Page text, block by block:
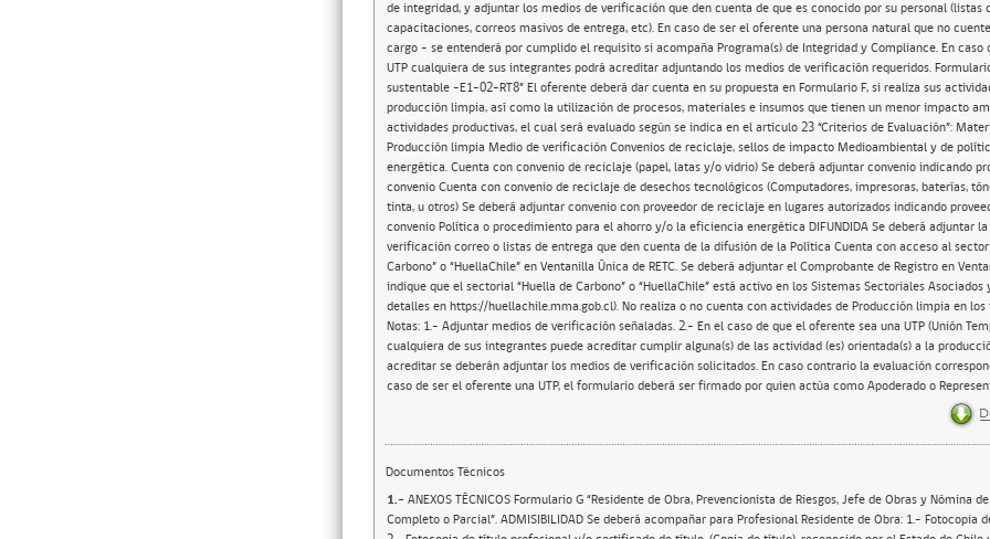
de integridad, y adjuntar los medios de verificación que den cuenta de que es conocido por su personal (listas
capacitaciones, correos masivos de entrega, etc). En caso de ser el oferente una persona natural que no
cargo – se entenderá por cumplido el requisito si acompaña Programa(s) de Integridad y Compliance. En caso
UTP cualquiera de sus integrantes podrá acreditar adjuntando los medios de verificación requeridos.
sustentable –E1-02-RT8” El oferente deberá dar cuenta en su propuesta en Formulario F, si realiza sus
producción limpia, así como la utilización de procesos, materiales e insumos que tienen un menor impacto
actividades productivas, el cual será evaluado según se indica en el artículo 23 “Criterios de Evaluación”:
Producción limpia Medio de verificación Convenios de reciclaje, sellos de impacto Medioambiental y de
energética. Cuenta con convenio de reciclaje (papel, latas y/o vidrio) Se deberá adjuntar convenio indicando
convenio Cuenta con convenio de reciclaje de desechos tecnológicos (Computadores, impresoras, baterías,
tinta, u otros) Se deberá adjuntar convenio con proveedor de reciclaje en lugares autorizados indicando
convenio Política o procedimiento para el ahorro y/o la eficiencia energética DIFUNDIDA Se deberá adjuntar
verificación correo o listas de entrega que den cuenta de la difusión de la Política Cuenta con acceso al
Carbono” o “HuellaChile” en Ventanilla Única de RETC. Se deberá adjuntar el Comprobante de Registro en
indique que el sectorial “Huella de Carbono” o “HuellaChile” está activo en los Sistemas Sectoriales Asociados
detalles en https://huellachile.mma.gob.cl). No realiza o no cuenta con actividades de Producción limpia en
Notas: 1.- Adjuntar medios de verificación señaladas. 2.- En el caso de que el oferente sea una UTP (Unión
cualquiera de sus integrantes puede acreditar cumplir alguna(s) de las actividad (es) orientada(s) a la
acreditar se deberán adjuntar los medios de verificación solicitados. En caso contrario la evaluación
caso de ser el oferente una UTP, el formulario deberá ser firmado por quien actúa como Apoderado o
Documentos Técnicos
1.- ANEXOS TÉCNICOS Formulario G “Residente de Obra, Prevencionista de Riesgos, Jefe de Obras y Nómina de Personal a Tiempo Completo o Parcial”. ADMISIBILIDAD Se deberá acompañar para Profesional Residente de Obra: 1.- Fotocopia de cédula de identidad 2.- Fotocopia de título profesional y/o certificado de título. (Copia de título), reconocido por el Estado de Chile y en caso de haberse éste otorgado en el extranjero, validado conforme a las normas chilenas. Este Profesional deberá ser: Arquitecto, Ingeniero Civil (en obra civil o estructural), Ingeniero Constructor o Constructor Civil. 3.- Deberá realizar Jornada laboral completa para garantizar sus funciones 4.- Deberá mantener permanencia en la Región de Aysén durante el periodo que dure la Ejecución de la Obra. Se deberá acompañar para Profesional Prevencionista de Riesgos: 1.- Fotocopia de cédula de identidad 2.- Fotocopia de título profesional o Técnico y/o certificado de título. (Copia de título) reconocido por el Estado de Chile y en caso de haberse éste otorgado en el extranjero, validado conforme a las normas chilenas. Este Profesional deberá ser: Prevencionista de Riesgos y/o técnico en prevención de riesgos. 3.- Deberá realizar Jornada laboral completa para garantizar sus funciones 4.- Deberá mantener permanencia en la Región de Aysén durante el periodo que dure la Ejecución de la Obra. Se deberá acompañar para Jefe de Obra : 1.- Fotocopia de cédula de identidad 2.- Fotocopia de título profesional o Técnico y/o certificado de título. (Copia de título) del área de construcción. reconocido por el Estado de Chile y en caso de haberse éste otorgado en el extranjero, validado conforme a las normas chilenas 3.- Deberá realizar Jornada laboral completa para garantizar sus funciones. Se deberá indicar además nómina de trabajadores con indicación del cargo a ejecutar, carácter de permanente o transitorio, local o foráneo, como se indica en Formulario G y se define en el artículo 30 de estas bases administrativas. Obligación que al menos el 10% de la mano de obra sea de carácter local, región de Aysén. Los títulos profesionales y técnicos deberán incorporar forma para la verificación. Un mismo profesional no puede realizar dos labores profesionales deberán ser distintas personas, completar 3 profesionales o técnico en formulario G. La comisión verificará si fuera el caso los títulos que contengan código QR. En caso de ser el oferente una Unión Temporal de Proveedores, el anexo deberá ser firmado por quién actúa como Apoderado o Representante de ella. Formulario H: “Declaración de Subcontratos”. Si se considerara la subcontratación, al momento de contratar, deberá presentar documentación del cumplimiento del Reglamento de Compras Públicas, en especial los Artículos 128°, 154° y 155°. El contratista podrá consultar la subcontratación parcial de las obras, sin perjuicio de que la responsabilidad de dicho subcontrato seguirá siendo del contratista adjudicado, debiendo presentar en etapa de ejecución del contrato el certificado de acreditación Técnico, profesional o pertenencia a alguno de los registros RENAC MINVU, REGISTRO M.O.P o S.E.C. si corresponde. En caso de ser el oferente una Unión Temporal de Proveedores, el anexo deberá ser firmado por quién actúa como Apoderado o Representante de ella. Formulario I (A): “Declaración Experiencia en Obras Similares”. Declaración donde conste la nómina de obras de similar naturaleza ejecutadas en el periodo a certificar, el cual será de los últimos 5 años contados desde la fecha de cierre de recepción de ofertas de la presente Licitación. Se debe señalar la experiencia del oferente por servicios de similar naturaleza, es decir: La evaluación considerará sólo hasta un máximo de 5 trabajos de similar naturaleza, distintas obras. - Obras de construcción de obras civiles de al menos 200 m2 en infraestructura pública o privada cerrada - Obras de reposición de obras civiles de al menos 200 m2 en infraestructura pública o privada cerrada. - Obras de conservación de infraestructura pública o privada de al menos 300 m2, cerrada. - Obras de mejoramiento de infraestructura pública o privada de al menos 300 m2, cerrada. - Obras de habilitación de infraestructura pública o privada cerrada de al menos 300 m2. Solo se contabilizarán y considerarán las obras con recepción provisoria o definitiva conformes, durante los cinco años anteriores a la fecha de cierre de recepción de ofertas, que el oferente haya ejecutado y que cuenten con Recepción provisoria o Definitiva, o en su defecto, un certificado o carta emitida por el mandante que acredite la correcta ejecución de la obra indicando los M2, periodo de ejecución, monto y la fecha de recepción provisoria o definitiva. Se debe informar y detallar el nombre de la entidad pública o privada y los períodos en que fueron realizados los trabajos de similar naturaleza en los 5 últimos años acreditables. Para ello deberá llenar este formulario con datos y adjuntarse respaldos extendidos a nombre de oferente a través de certificados emitidos por el mandante (Entidad Pública o Privada) Actas de Recepción Definitiva conforme o Provisoria conforme, que dé cuenta de los trabajos de similar naturaleza y que demuestren la experiencia en el rubro según se ha detallado. Esta entidad se reserva el derecho de cotejar con las entidades públicas y/o privadas informadas, respecto de los trabajos realizados. Se evaluará sólo la experiencia debidamente acreditada. Se deberá detallar en este formulario y documento de respaldo: Nombre y Rut de la empresa, servicios y trabajos realizados, periodo (en meses), metros cuadrados, monto contratado, medios de verificación y respaldos y dato de contacto (nombre, cargo y teléfono) para verificación. No se aceptará experiencia acreditada a nombre de otros oferentes o experiencia acreditada de quienes sean parte del equipo de trabajo. Los medios de verificación: Certificados de Recepción provisoria o definitiva conformes debidamente firmadas por el Director de obras o mandante según corresponda a través de documentos originales o copias simples. En caso de ser el oferente una Unión Temporal de Proveedores, el anexo deberá ser firmado por quién actúa como Apoderado o Representante de ella. Formulario I (B): “Declaración Experiencia en Obras Similares” ejecutadas en la Región de Aysén Nota: Se puede repetir las experiencias en obras indicadas en formulario I letra A) pero se deberá acreditar ejecutados en la región de Aysén, indicando localidad específica en este formulario. Declaración donde conste la nómina de obras de similar naturaleza ejecutadas en la Región de Aysén en el periodo a certificar, el cual será de los últimos 5 años contados desde la fecha de cierre de recepción de ofertas de la presente Licitación. Se debe señalar la experiencia del oferente por servicios de similar naturaleza, es decir: La evaluación considerará sólo hasta un máximo de 5 trabajos de similar naturaleza. - Obras de construcción de obras civiles de al menos 200 m2 en infraestructura pública o privada cerrada, ejecutadas en la Región de Aysén - Obras de reposición de obras civiles de al menos 200 m2 en infraestructura pública o privada cerrada, ejecutadas en la Región de Aysén - Obras de conservación de infraestructura pública o privada de al menos 300 m2, cerrada, ejecutadas en la Región de Aysén - Obras de mejoramiento de infraestructura pública o privada de al menos 300 m2, cerrada, ejecutadas en la Región de Aysén - Obras de habilitación de infraestructura pública o privada cerrada de al menos 300 m2, ejecutadas en la Región de Aysén Solo se contabilizarán y considerarán las obras con recepción provisoria o definitiva conformes, durante los cinco años anteriores a la fecha de cierre de recepción de ofertas, que el oferente haya ejecutado y que cuenten con Recepción provisoria o Definitiva, o en su defecto, un certificado o carta emitida por el mandante que acredite la correcta ejecución de la obra indicando los M2, periodo de ejecución, monto y la fecha de recepción provisoria o definitiva. Se debe informar y detallar el nombre de la entidad pública o privada y los períodos en que fueron realizados los trabajos de similar naturaleza en los 5 últimos años acreditables. Para ello deberá llenar este formulario con datos y adjuntarse respaldos extendidos a nombre de oferente a través de certificados emitidos por el mandante (Entidad